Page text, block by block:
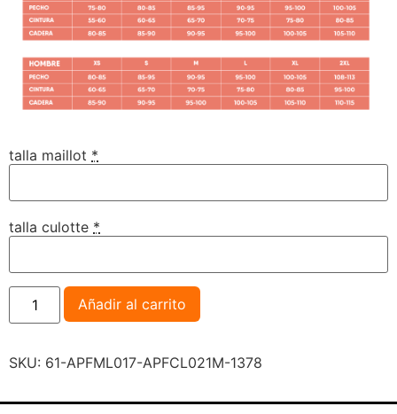
talla maillot *
talla culotte *
Añadir al carrito
SKU: 61-APFML017-APFCL021M-1378